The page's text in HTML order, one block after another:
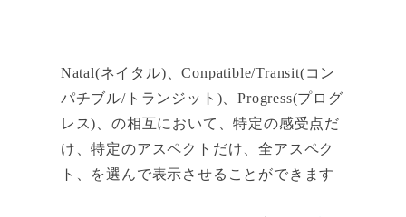
Natal(ネイタル)、Conpatible/Transit(コン
パチブル/トランジット)、Progress(プログ
レス)、の相互において、特定の感受点だ
け、特定のアスペクトだけ、全アスペク
ト、を選んで表示させることができます